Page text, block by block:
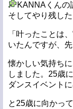
KANNAくんの
そしてやり残し
「叶ったことは
いたんですが、
懐かしい気持ち
しました。25歳
ダンスイベント
と25歳に向かっ